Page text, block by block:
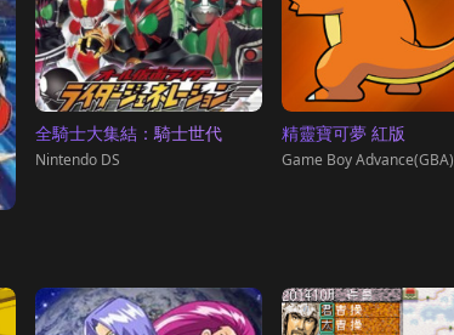
全騎士大集結：騎士世代
Nintendo DS
精靈寶可夢 紅版
Game Boy Advance(GBA)